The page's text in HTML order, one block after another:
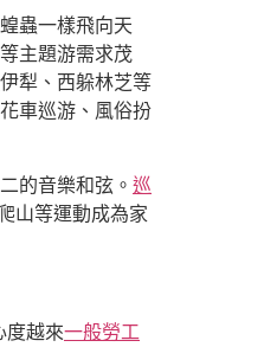
蟲一樣飛向天
主題游需求茂
犁、西躲林芝等
車巡游、風俗扮
的音樂和弦。 巡
山等運動成為家
度越來一般勞工